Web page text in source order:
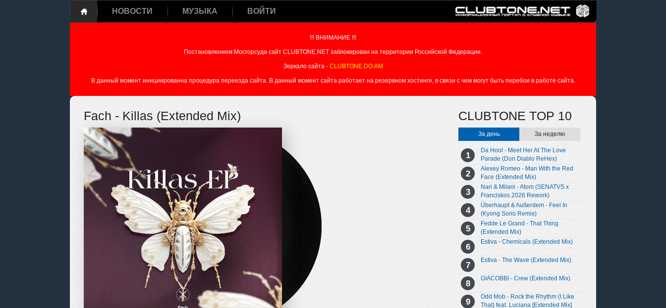
НОВОСТИ МУЗЫКА ВОЙТИ
!!! ВНИМАНИЕ !!!
Постановлением Мосгорсуда сайт CLUBTONE.NET заблокирован на территории Российской Федерации.
Зеркало сайта - CLUBTONE.DO.AM
В данный момент инициированна процедура переезда сайта. В данный момент сайта работает на резервном хостинге, в связи с чем могут быть перебои в работе сайта.
Fach - Killas (Extended Mix) CLUBTONE TOP 10
За день За неделю
Da Hool - Meet Her At The Love
Parade (Don Diablo ReHex)
Alexey Romeo - Man With the Red
Face (Extended Mix)
Nari & Milani - Atom (SENATVS x
Franciskos 2026 Rework)
Überhaupt & Außerdem - Feel In
(Kyong Sono Remix)
Fedde Le Grand - That Thing
(Extended Mix)
Estiva - Chemicals (Extended Mix)
Estiva - The Wave (Extended Mix)
GIACOBBI - Crew (Extended Mix)
Odd Mob - Rock the Rhythm (I Like
That) feat. Luciana [Extended Mix]